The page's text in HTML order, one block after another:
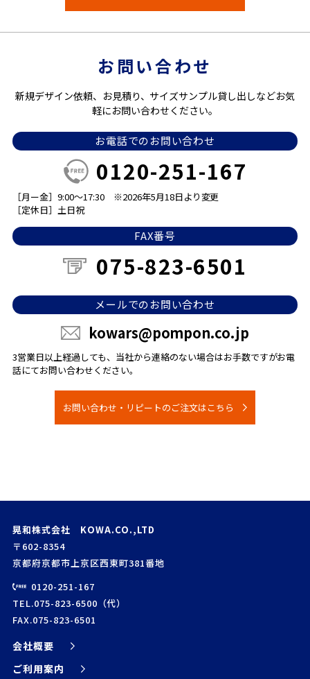
お問い合わせ
新規デザイン依頼、お見積り、サイズサンプル貸し出しなどお気
軽にお問い合わせください。
お電話でのお問い合わせ
0120-251-167
［月ー金］9:00～17:30
※2026年5月18日より変更
［定休日］土日祝
FAX番号
075-823-6501
メールでのお問い合わせ
kowars@pompon.co.jp
3営業日以上経過しても、当社から連絡のない場合はお手数ですがお電
話にてお問い合わせください。
お問い合わせ・リピートのご注文はこちら
晃和株式会社 KOWA.CO.,LTD
〒602-8354
京都府京都市上京区西東町381番地
0120-251-167
TEL.075-823-6500（代）
FAX.075-823-6501
会社概要
ご利用案内